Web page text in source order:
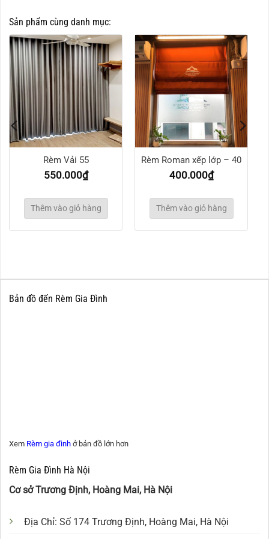
Sản phẩm cùng danh mục:
Rèm Vải 55
550.000₫
Thêm vào giỏ hàng
Rèm Roman xếp lớp – 40
400.000₫
Thêm vào giỏ hàng
Bản đồ đến Rèm Gia Đình
Xem Rèm gia đình ở bản đồ lớn hơn
Rèm Gia Đình Hà Nội
Cơ sở Trương Định, Hoàng Mai, Hà Nội
Địa Chỉ: Số 174 Trương Định, Hoàng Mai, Hà Nội